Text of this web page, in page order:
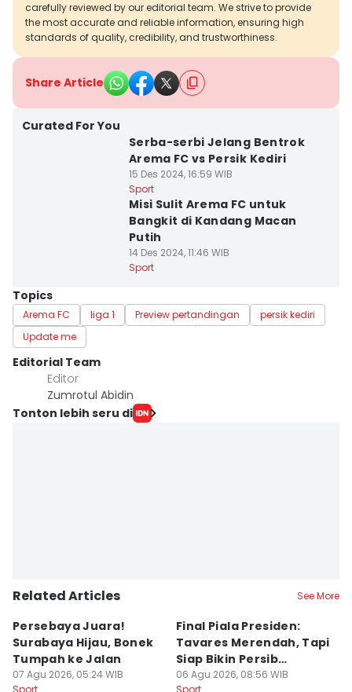
carefully reviewed by our editorial team. We strive to provide
the most accurate and reliable information, ensuring high
standards of quality, credibility, and trustworthiness.
Share Article
Curated For You
Serba-serbi Jelang Bentrok
Arema FC vs Persik Kediri
15 Des 2024, 16:59 WIB
Sport
Misi Sulit Arema FC untuk
Bangkit di Kandang Macan
Putih
14 Des 2024, 11:46 WIB
Sport
Topics
Arema FC liga 1 Preview pertandingan
persik kediri
Update me
Editorial Team
Editor
Zumrotul Abidin
Tonton lebih seru di
Related Articles See More
Persebaya Juara!
Surabaya Hijau, Bonek
Tumpah ke Jalan
07 Agu 2026, 05:24 WIB
Sport
Final Piala Presiden:
Tavares Merendah, Tapi
Siap Bikin Persib
Tumbang
06 Agu 2026, 08:56 WIB
Sport